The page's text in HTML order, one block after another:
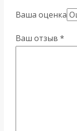
Ваша оценка
Ваш отзыв *